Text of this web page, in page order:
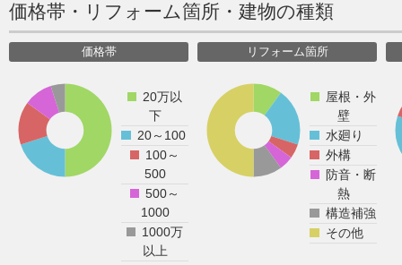
価格帯・リフォーム箇所・建物の種類
価格帯
20万以
下
20～100
100～
500
500～
1000
1000万
以上
リフォーム箇所
屋根・外
壁
水廻り
外構
防音・断
熱
構造補強
その他